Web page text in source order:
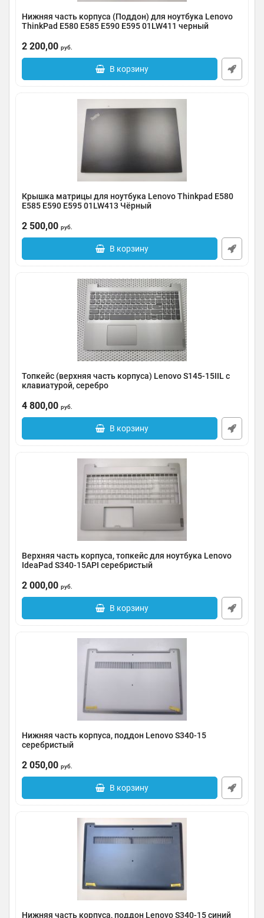
Нижняя часть корпуса (Поддон) для ноутбука Lenovo
ThinkPad E580 E585 E590 E595 01LW411 черный
2 200,00 руб.
В корзину
Крышка матрицы для ноутбука Lenovo Thinkpad E580
E585 E590 E595 01LW413 Чёрный
2 500,00 руб.
В корзину
Топкейс (верхняя часть корпуса) Lenovo S145-15IIL с
клавиатурой, серебро
4 800,00 руб.
В корзину
Верхняя часть корпуса, топкейс для ноутбука Lenovo
IdeaPad S340-15API серебристый
2 000,00 руб.
В корзину
Нижняя часть корпуса, поддон Lenovo S340-15
серебристый
2 050,00 руб.
В корзину
Нижняя часть корпуса, поддон Lenovo S340-15 синий